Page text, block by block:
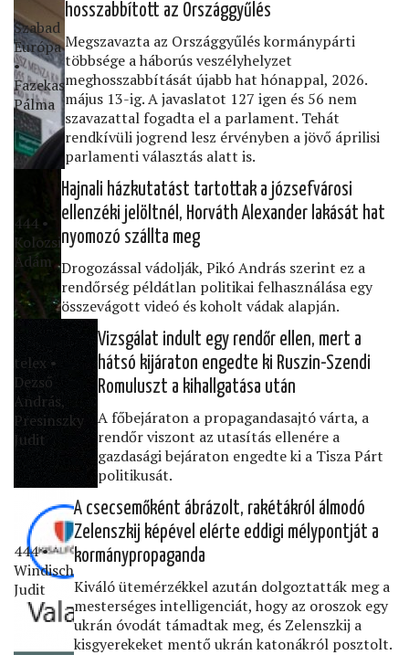
Szabad
Európa
•
Fazekas
Pálma
hosszabbított az Országgyűlés
Megszavazta az Országgyűlés kormánypárti
többsége a háborús veszélyhelyzet
meghosszabbítását újabb hat hónappal, 2026.
május 13-ig. A javaslatot 127 igen és 56 nem
szavazattal fogadta el a parlament. Tehát
rendkívüli jogrend lesz érvényben a jövő áprilisi
parlamenti választás alatt is.
444 •
Kolozsi
Ádám
Hajnali házkutatást tartottak a józsefvárosi
ellenzéki jelöltnél, Horváth Alexander lakását hat
nyomozó szállta meg
Drogozással vádolják, Pikó András szerint ez a
rendőrség példátlan politikai felhasználása egy
összevágott videó és koholt vádak alapján.
telex •
Dezső
András,
Presinszky
Judit
Vizsgálat indult egy rendőr ellen, mert a
hátsó kijáraton engedte ki Ruszin-Szendi
Romuluszt a kihallgatása után
A főbejáraton a propagandasajtó várta, a
rendőr viszont az utasítás ellenére a
gazdasági bejáraton engedte ki a Tisza Párt
politikusát.
444 •
Windisch
Judit
A csecsemőként ábrázolt, rakétákról álmodó
Zelenszkij képével elérte eddigi mélypontját a
kormánypropaganda
Kiváló ütemérzékkel azután dolgoztatták meg a
mesterséges intelligenciát, hogy az oroszok egy
ukrán óvodát támadtak meg, és Zelenszkij a
kisgyerekeket mentő ukrán katonákról posztolt.